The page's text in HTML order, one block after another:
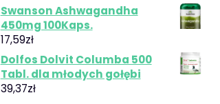
Swanson Ashwagandha
450mg 100Kaps.
17,59zł
Dolfos Dolvit Columba 500
Tabl. dla młodych gołębi
39,37zł